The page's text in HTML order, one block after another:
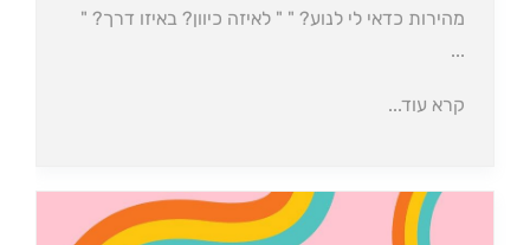
מהירות כדאי לי לנוע? " " לאיזה כיוון? באיזו דרך? "
...
קרא עוד...